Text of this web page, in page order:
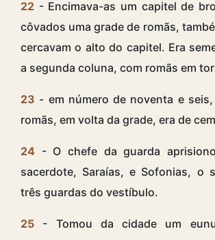
22 - Encimava-as um capitel de
côvados uma grade de romãs,
cercavam o alto do capitel. Era
a segunda coluna, com romãs em
23 - em número de noventa e
romãs, em volta da grade, era de
24 - O chefe da guarda
sacerdote, Saraías, e Sofonias, o
três guardas do vestíbulo.
25 - Tomou da cidade um